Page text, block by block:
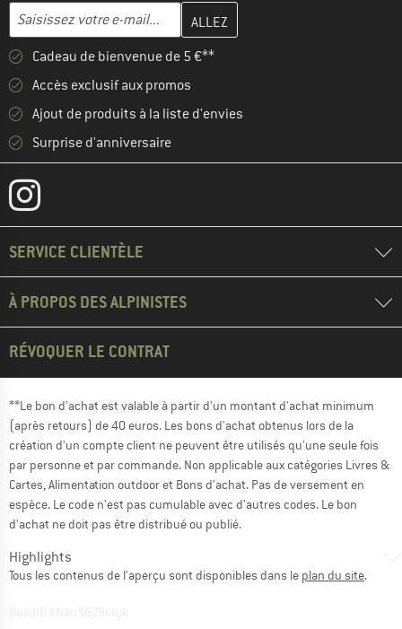
Adresse e-mail
Entrez votre adresse e-mail ici et créez votre compte client à la
Cadeau de bienvenue de 5 €**
Accès exclusif aux promos
Ajout de produits à la liste d'envies
Surprise d'anniversaire
SERVICE CLIENTÈLE
À PROPOS DES ALPINISTES
RÉVOQUER LE CONTRAT
**Le bon d'achat est valable à partir d'un montant d'achat minimum
(après retours) de 40 euros. Les bons d'achat obtenus lors de la
création d'un compte client ne peuvent être utilisés qu'une seule fois
par personne et par commande. Non applicable aux catégories Livres &
Cartes, Alimentation outdoor et Bons d'achat. Pas de versement en
espèce. Le code n'est pas cumulable avec d'autres codes. Le bon
d'achat ne doit pas être distribué ou publié.
Highlights
Tous les contenus de l'aperçu sont disponibles dans le plan du site.